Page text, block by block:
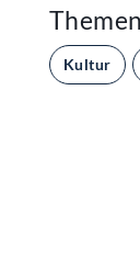
Themen
Kultur